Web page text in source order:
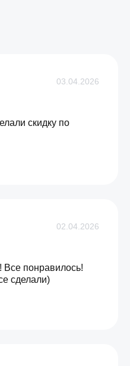
03.04.2026
скидку по
02.04.2026
Все понравилось!
сделали)